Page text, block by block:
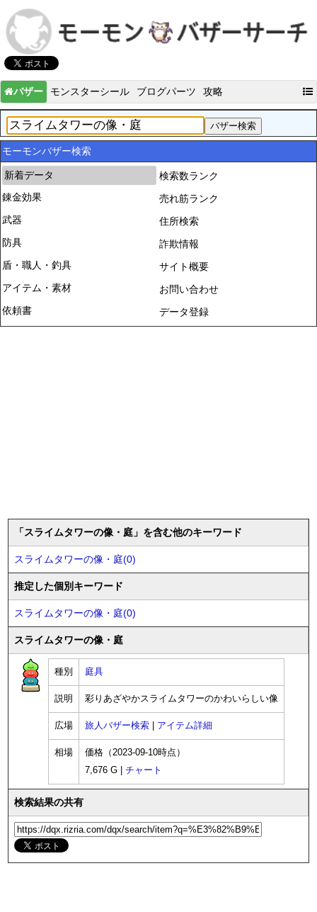
バザー モンスターシール ブログパーツ 攻略
モーモンバザー検索
新着データ
錬金効果
武器
防具
盾・職人・釣具
アイテム・素材
依頼書
検索数ランク
売れ筋ランク
住所検索
詐欺情報
サイト概要
お問い合わせ
データ登録
「スライムタワーの像・庭」を含む他のキーワード
スライムタワーの像・庭(0)
推定した個別キーワード
スライムタワーの像・庭(0)
スライムタワーの像・庭
種別 庭具
説明 彩りあざやかスライムタワーのかわいらしい像
広場 旅人バザー検索 アイテム詳細
相場
価格（2023-09-10時点）
7,676 G | チャート
検索結果の共有